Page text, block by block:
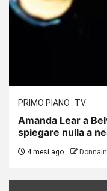
PRIMO PIANO TV
Amanda Lear a
spiegare nulla a
4 mesi ago